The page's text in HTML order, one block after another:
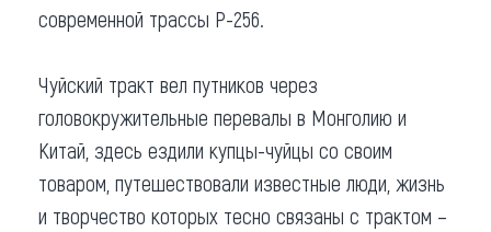
современной трассы Р-256.
Чуйский тракт вел путников через
головокружительные перевалы в Монголию и
Китай, здесь ездили купцы-чуйцы со своим
товаром, путешествовали известные люди, жизнь
и творчество которых тесно связаны с трактом –